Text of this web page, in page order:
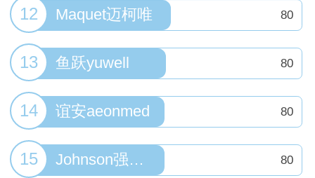
12 Maquet迈柯唯 80
13 鱼跃yuwell 80
14 谊安aeonmed 80
15 Johnson强生婴儿 80